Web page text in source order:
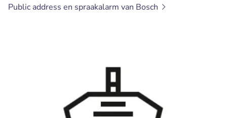
Public address en spraakalarm van Bosch